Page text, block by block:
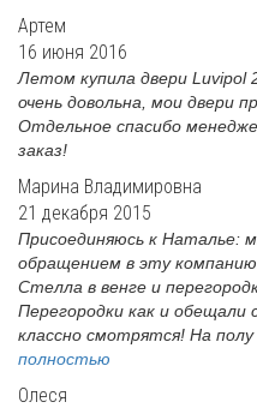
Артем
16 июня 2016
Летом купила двери
очень довольна, мои двери
Отдельное спасибо
заказ!
Марина Владимировна
21 декабря 2015
Присоединяюсь к Наталье:
обращением в эту
Стелла в венге и
Перегородки как и обещали
классно смотрятся! На полу
полностью
Олеся